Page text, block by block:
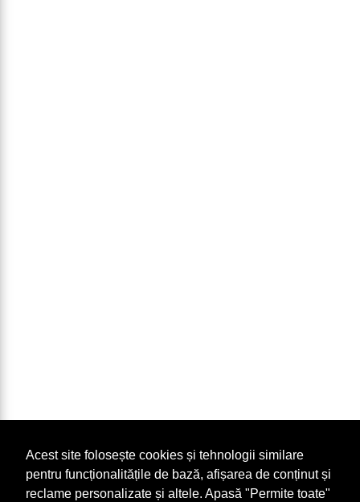
Acest site folosește cookies și tehnologii similare
pentru funcționalitățile de bază, afișarea de conținut și
reclame personalizate și altele. Apasă "Permite toate"